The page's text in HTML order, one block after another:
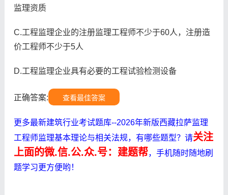
监理资质
C.工程监理企业的注册监理工程师不少于60人，注册造
价工程师不少于5人
D.工程监理企业具有必要的工程试验检测设备
正确答案: 查看最佳答案
更多最新建筑行业考试题库--2026年新版西藏拉萨监理
工程师监理基本理论与相关法规，有哪些题型？请关注
上面的微.信.公.众.号：建题帮，手机随时随地刷
题学习更方便哟！